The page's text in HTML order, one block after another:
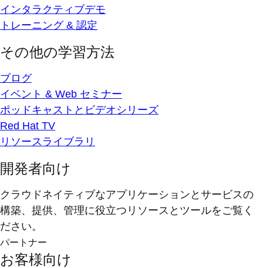
インタラクティブデモ
トレーニング & 認定
その他の学習方法
ブログ
イベント & Web セミナー
ポッドキャストとビデオシリーズ
Red Hat TV
リソースライブラリ
開発者向け
クラウドネイティブなアプリケーションとサービスの
構築、提供、管理に役立つリソースとツールをご覧く
ださい。
パートナー
お客様向け